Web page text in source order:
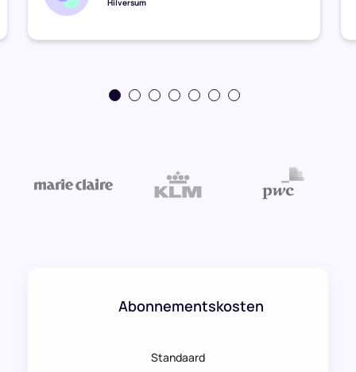
Abonnementskosten
Standaard